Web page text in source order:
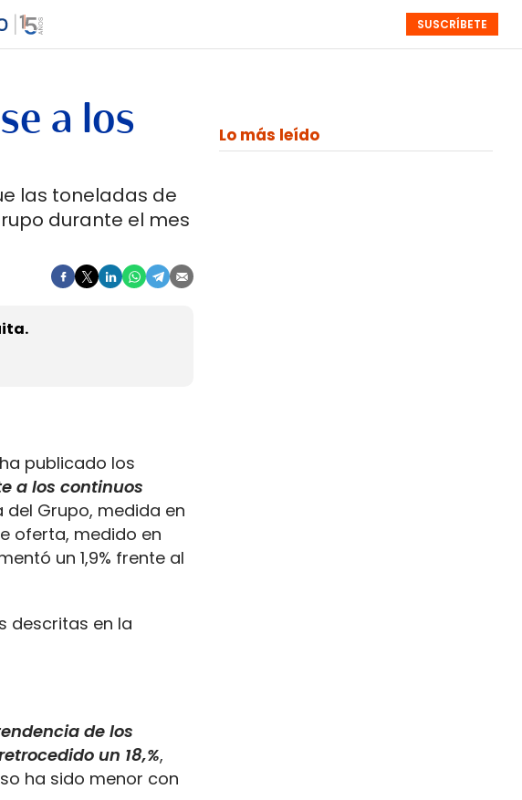
PROTAGONISTAS
SEMANALES
MONOGRÁFICOS EVENTOS
SUSCRÍBETE
a los
las toneladas de
durante el mes
publicado los
a los continuos
del Grupo, medida en
oferta, medido en
un 1,9% frente al
descritas en la
de los
un 18,%,
ha sido menor con
Lo más leído